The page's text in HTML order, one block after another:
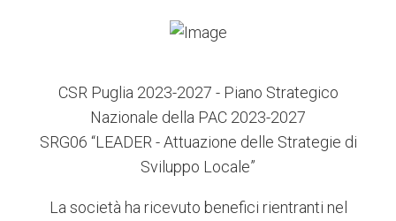
CSR Puglia 2023-2027 - Piano Strategico
Nazionale della PAC 2023-2027
SRG06 “LEADER - Attuazione delle Strategie di
Sviluppo Locale”
La società ha ricevuto benefici rientranti nel